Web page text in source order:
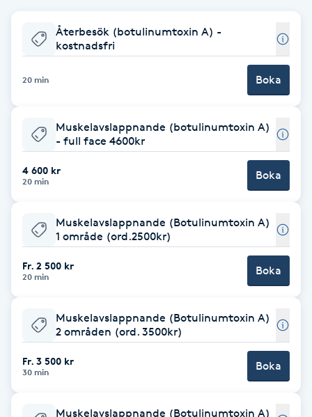
Babylights
Bambumassage
Barber
Barnklippning
Bottenfärg
Brynformning
Brynfärgning
Återbesök (botulinumtoxin A) -
kostnadsfri
20 min Boka
Muskelavslappnande (botulinumtoxin A)
- full face 4600kr
4 600 kr
20 min Boka
Muskelavslappnande (Botulinumtoxin A)
1 område (ord.2500kr)
Fr. 2 500 kr
20 min Boka
Muskelavslappnande (Botulinumtoxin A)
2 områden (ord. 3500kr)
Fr. 3 500 kr
30 min Boka
Muskelavslappnande (Botulinumtoxin A)